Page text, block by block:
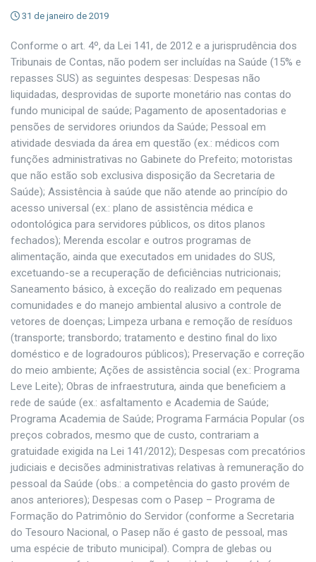
31 de janeiro de 2019
Conforme o art. 4º, da Lei 141, de 2012 e a jurisprudência dos
Tribunais de Contas, não podem ser incluídas na Saúde (15% e
repasses SUS) as seguintes despesas: Despesas não
liquidadas, desprovidas de suporte monetário nas contas do
fundo municipal de saúde; Pagamento de aposentadorias e
pensões de servidores oriundos da Saúde; Pessoal em
atividade desviada da área em questão (ex.: médicos com
funções administrativas no Gabinete do Prefeito; motoristas
que não estão sob exclusiva disposição da Secretaria de
Saúde); Assistência à saúde que não atende ao princípio do
acesso universal (ex.: plano de assistência médica e
odontológica para servidores públicos, os ditos planos
fechados); Merenda escolar e outros programas de
alimentação, ainda que executados em unidades do SUS,
excetuando-se a recuperação de deficiências nutricionais;
Saneamento básico, à exceção do realizado em pequenas
comunidades e do manejo ambiental alusivo a controle de
vetores de doenças; Limpeza urbana e remoção de resíduos
(transporte; transbordo; tratamento e destino final do lixo
doméstico e de logradouros públicos); Preservação e correção
do meio ambiente; Ações de assistência social (ex.: Programa
Leve Leite); Obras de infraestrutura, ainda que beneficiem a
rede de saúde (ex.: asfaltamento e Academia de Saúde;
Programa Academia de Saúde; Programa Farmácia Popular (os
preços cobrados, mesmo que de custo, contrariam a
gratuidade exigida na Lei 141/2012); Despesas com precatórios
judiciais e decisões administrativas relativas à remuneração do
pessoal da Saúde (obs.: a competência do gasto provém de
anos anteriores); Despesas com o Pasep – Programa de
Formação do Patrimônio do Servidor (conforme a Secretaria
do Tesouro Nacional, o Pasep não é gasto de pessoal, mas
uma espécie de tributo municipal). Compra de glebas ou